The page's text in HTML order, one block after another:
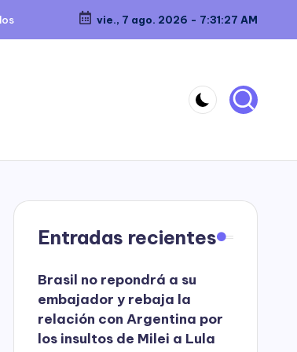
vie., 7 ago. 2026 - 7:31:28 AM
Entradas recientes
Brasil no repondrá a su
embajador y rebaja la
relación con Argentina por
los insultos de Milei a Lula